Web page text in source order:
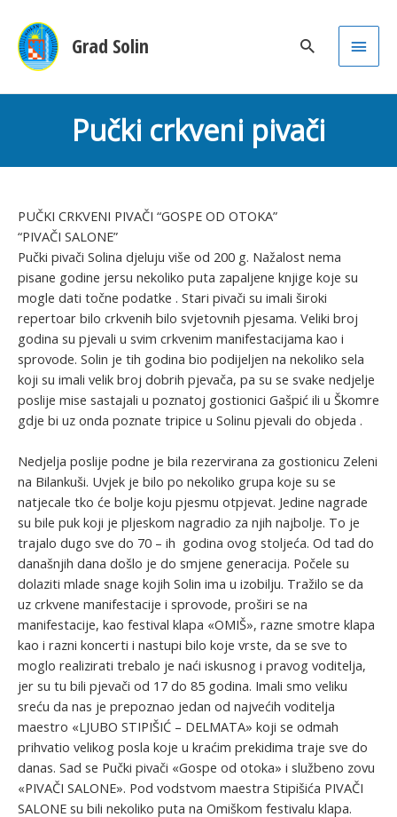
Grad Solin
Main
Pučki crkveni pivači
PUČKI CRKVENI PIVAČI “GOSPE OD OTOKA”
“PIVAČI SALONE”
Pučki pivači Solina djeluju više od 200 g. Nažalost nema
pisane godine jersu nekoliko puta zapaljene knjige koje su
mogle dati točne podatke . Stari pivači su imali široki
repertoar bilo crkvenih bilo svjetovnih pjesama. Veliki broj
godina su pjevali u svim crkvenim manifestacijama kao i
sprovode. Solin je tih godina bio podijeljen na nekoliko sela
koji su imali velik broj dobrih pjevača, pa su se svake nedjelje
poslije mise sastajali u poznatoj gostionici Gašpić ili u Škomre
gdje bi uz onda poznate tripice u Solinu pjevali do objeda .
Nedjelja poslije podne je bila rezervirana za gostionicu Zeleni
na Bilankuši. Uvjek je bilo po nekoliko grupa koje su se
natjecale tko će bolje koju pjesmu otpjevat. Jedine nagrade
su bile puk koji je pljeskom nagradio za njih najbolje. To je
trajalo dugo sve do 70 – ih godina ovog stoljeća. Od tad do
današnjih dana došlo je do smjene generacija. Počele su
dolaziti mlade snage kojih Solin ima u izobilju. Tražilo se da
uz crkvene manifestacije i sprovode, proširi se na
manifestacije, kao festival klapa «OMIŠ», razne smotre klapa
kao i razni koncerti i nastupi bilo koje vrste, da se sve to
moglo realizirati trebalo je naći iskusnog i pravog voditelja,
jer su tu bili pjevači od 17 do 85 godina. Imali smo veliku
sreću da nas je prepoznao jedan od najvećih voditelja
maestro «LJUBO STIPIŠIĆ – DELMATA» koji se odmah
prihvatio velikog posla koje u kraćim prekidima traje sve do
danas. Sad se Pučki pivači «Gospe od otoka» i službeno zovu
«PIVAČI SALONE». Pod vodstvom maestra Stipišića PIVAČI
SALONE su bili nekoliko puta na Omiškom festivalu klapa.